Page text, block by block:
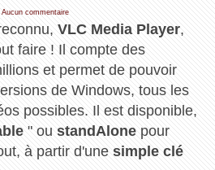
Aucun commentaire
VLC Media Player,
faire ! Il compte des
et permet de pouvoir
de Windows, tous les
possibles. Il est disponible,
" ou standAlonepour
à partir d'une simple clé